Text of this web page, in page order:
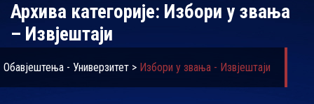
Архива категорије: Избори у звања
– Извјештаји
Обавјештења - Универзитет > Избори у звања - Извјештаји